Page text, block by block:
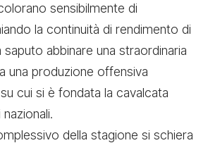
sensibilmente di
la continuità di rendimento di
abbinare una straordinaria
una produzione offensiva
cui si è fondata la cavalcata
della stagione si schiera